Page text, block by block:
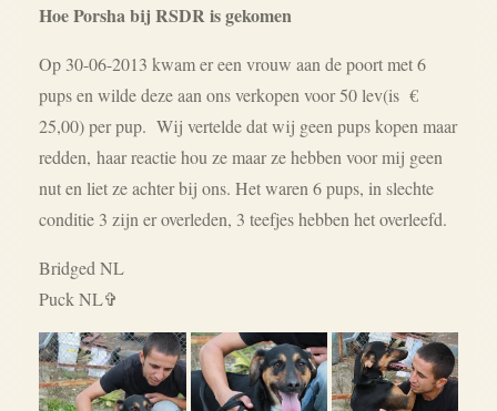
Hoe Porsha bij RSDR is gekomen
Op 30-06-2013 kwam er een vrouw aan de poort met 6
pups en wilde deze aan ons verkopen voor 50 lev(is €
25,00) per pup. Wij vertelde dat wij geen pups kopen maar
redden, haar reactie hou ze maar ze hebben voor mij geen
nut en liet ze achter bij ons. Het waren 6 pups, in slechte
conditie 3 zijn er overleden, 3 teefjes hebben het overleefd.
Bridged NL
Puck NL✞